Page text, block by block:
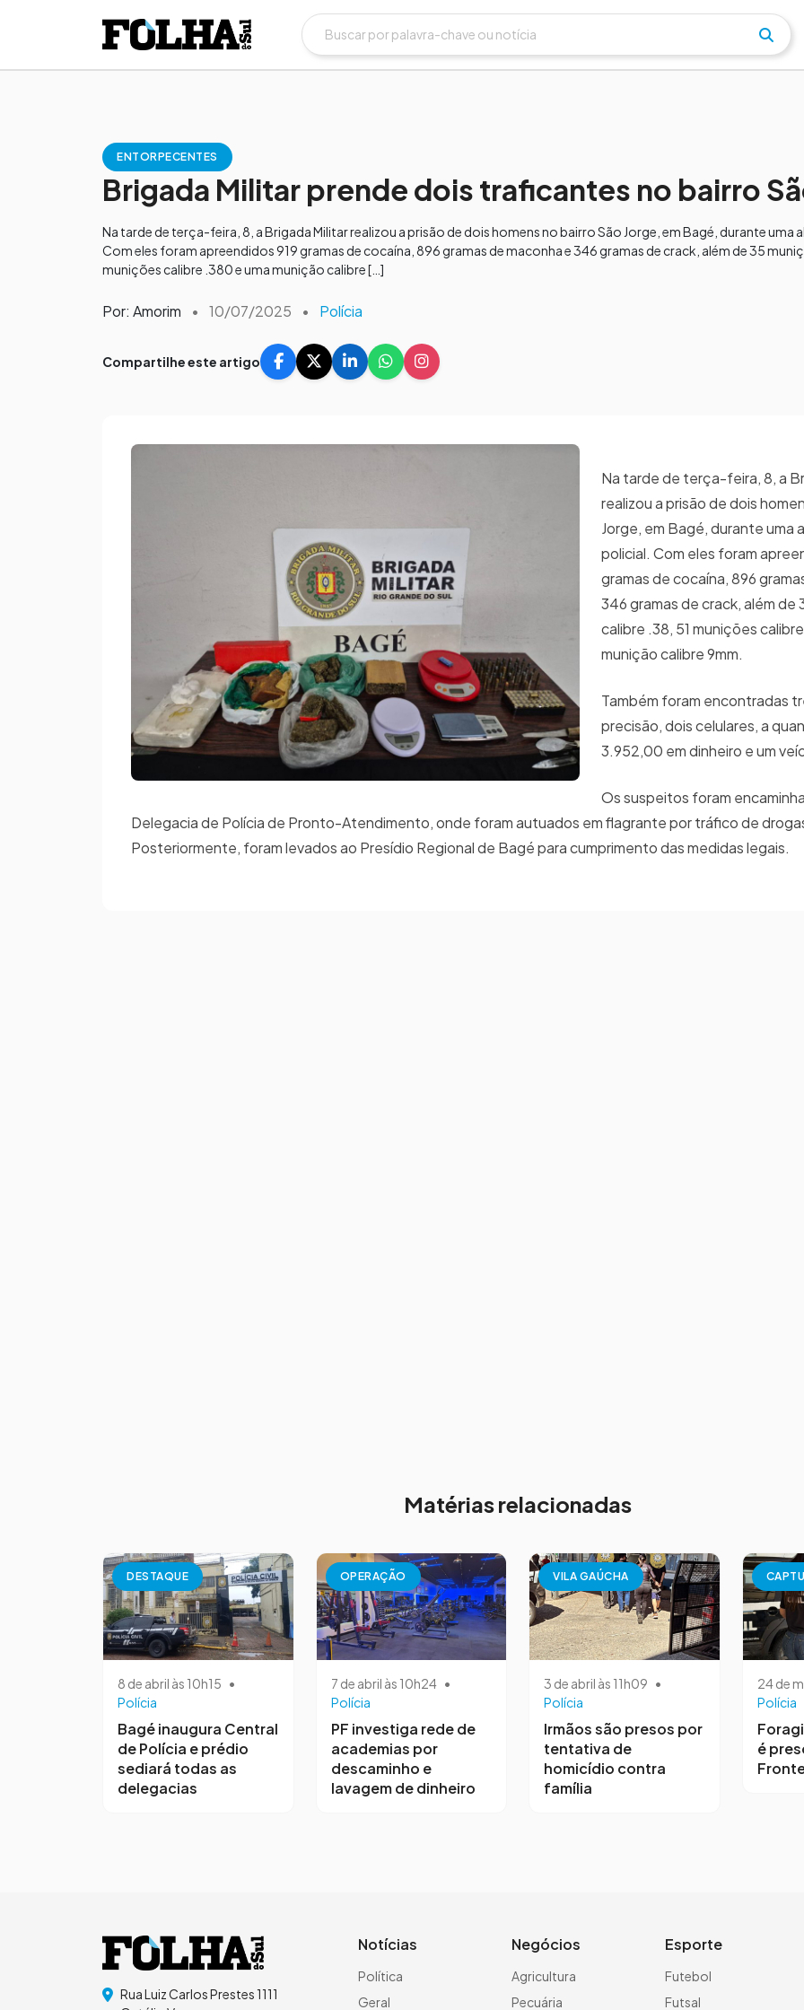
ENTORPECENTES
Brigada Militar prende dois traficantes no bairro
Na tarde de terça-feira, 8, a Brigada Militar realizou a prisão de dois homens no bairro São Jorge, em Bagé, durante uma
Com eles foram apreendidos 919 gramas de cocaína, 896 gramas de maconha e 346 gramas de crack, além de 35
munições calibre .380 e uma munição calibre […]
Por: Amorim • 10/07/2025 • Polícia
Compartilhe este artigo
Na tarde de terça-feira, 8, a
realizou a prisão de dois
Jorge, em Bagé, durante uma
policial. Com eles foram
gramas de cocaína, 896
346 gramas de crack, além de
calibre .38, 51 munições
munição calibre 9mm.
Também foram encontradas
precisão, dois celulares, a
3.952,00 em dinheiro e um
Os suspeitos foram
Delegacia de Polícia de Pronto-Atendimento, onde foram autuados em flagrante por tráfico de
Posteriormente, foram levados ao Presídio Regional de Bagé para cumprimento das medidas legais.
Matérias relacionadas
DESTAQUE
8 de abril às 10h15 •
Polícia
Bagé inaugura Central
de Polícia e prédio
sediará todas as
delegacias
OPERAÇÃO
7 de abril às 10h24 •
Polícia
PF investiga rede de
academias por
descaminho e
lavagem de dinheiro
VILA GAÚCHA
3 de abril às 11h09 •
Polícia
Irmãos são presos por
tentativa de
homicídio contra
família
24 de
Polícia
é
Rua Luiz Carlos Prestes 1111
Notícias
Política
Geral
Negócios
Agricultura
Pecuária
Esporte
Futebol
Futsal